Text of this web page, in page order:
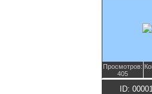
Просмотров:
405
ID: